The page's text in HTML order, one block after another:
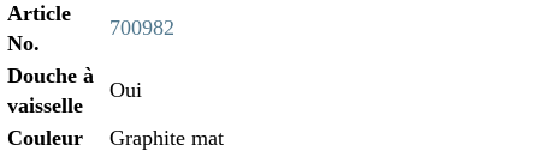
Article
No.
700982
Douche à
vaisselle
Oui
Couleur
Graphite mat